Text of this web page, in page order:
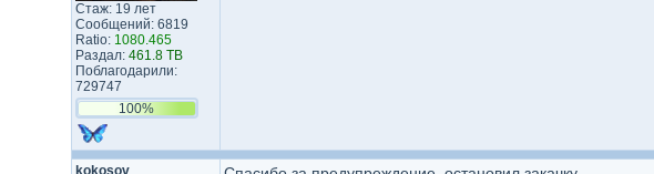
Стаж: 19 лет
Сообщений: 6819
Ratio: 1080.465
Раздал: 461.8 TB
Поблагодарили:
729747
100%
kokosov